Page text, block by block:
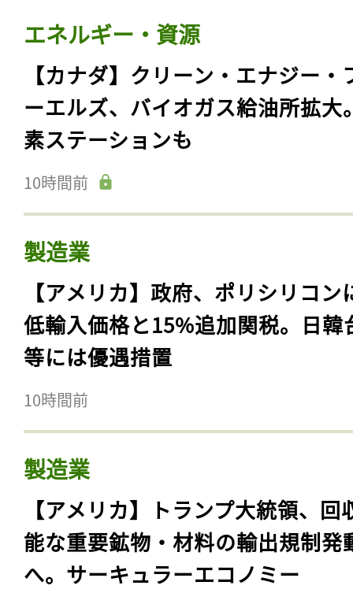
エネルギー・資源
【カナダ】クリーン・エナジー・
ーエルズ、バイオガス給油所拡大
素ステーションも
10時間前
製造業
【アメリカ】政府、ポリシリコン
低輸入価格と15%追加関税。日韓
等には優遇措置
10時間前
製造業
【アメリカ】トランプ大統領、回
能な重要鉱物・材料の輸出規制発
へ。サーキュラーエコノミー